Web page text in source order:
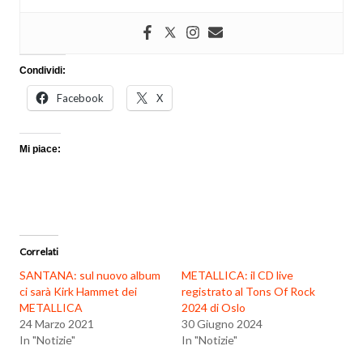
Condividi:
Facebook X
Mi piace:
Correlati
SANTANA: sul nuovo album
ci sarà Kirk Hammet dei
METALLICA
24 Marzo 2021
In "Notizie"
METALLICA: il CD live
registrato al Tons Of Rock
2024 di Oslo
30 Giugno 2024
In "Notizie"